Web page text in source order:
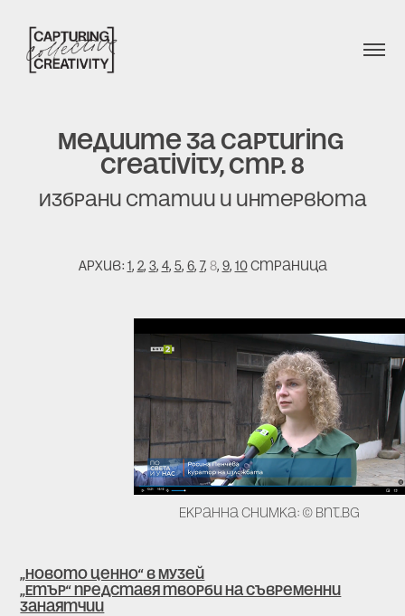
Медиите за Capturing
Creativity, стр. 8
Избрани статии и интервюта
Архив: 1, 2, 3, 4, 5, 6, 7, 8, 9, 10страница
Екранна снимка: © bnt.bg
„Новото ценно“ в музей
„Етър“ представя творби на съвременни
занаятчии